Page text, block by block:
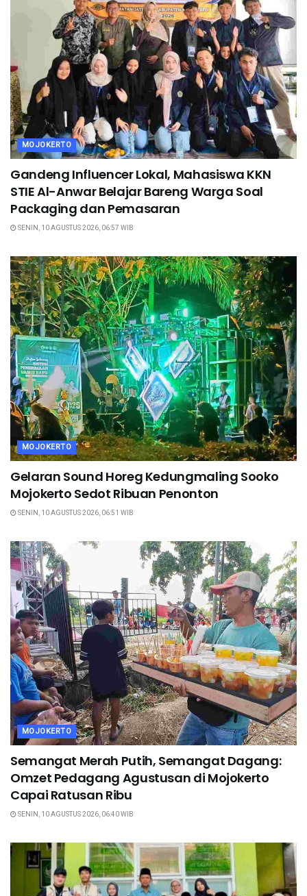
MOJOKERTO
Gandeng Influencer Lokal, Mahasiswa KKN
STIE Al-Anwar Belajar Bareng Warga Soal
Packaging dan Pemasaran
SENIN, 10 AGUSTUS 2026, 06:57 WIB
MOJOKERTO
Gelaran Sound Horeg Kedungmaling Sooko
Mojokerto Sedot Ribuan Penonton
SENIN, 10 AGUSTUS 2026, 06:51 WIB
MOJOKERTO
Semangat Merah Putih, Semangat Dagang:
Omzet Pedagang Agustusan di Mojokerto
Capai Ratusan Ribu
SENIN, 10 AGUSTUS 2026, 06:40 WIB